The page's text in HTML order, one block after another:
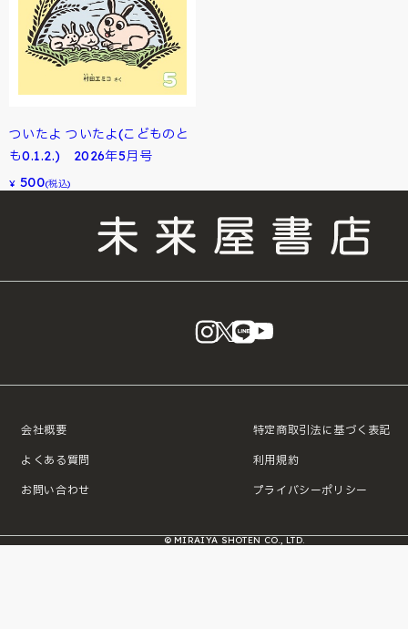
ついたよ ついたよ(こどものと
も0.1.2.) 2026年5月号
¥ 500(税込)
instagram
X LINE
会社概要
よくある質問
お問い合わせ
特定商取引法に基づく表記
利用規約
プライバシーポリシー
© MIRAIYA SHOTEN CO., LTD.